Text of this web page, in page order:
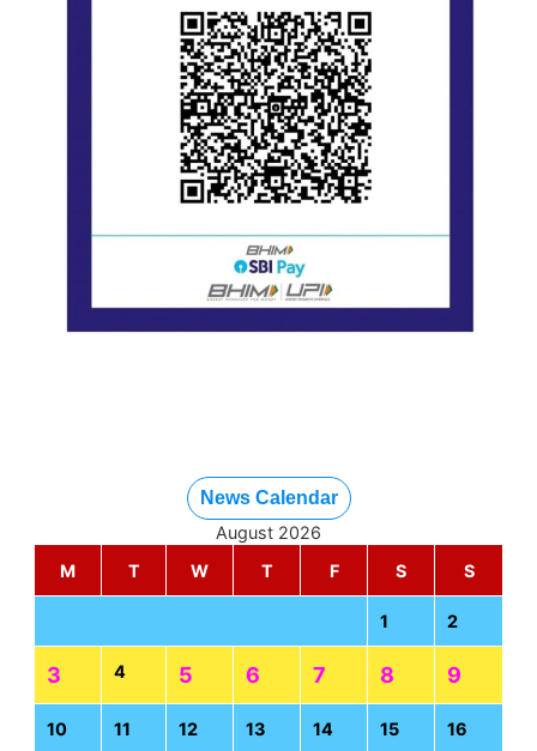
News Calendar
August 2026
M
T W T F S S
1 2
3 4 5 6 7 8 9
10 11 12 13 14 15 16